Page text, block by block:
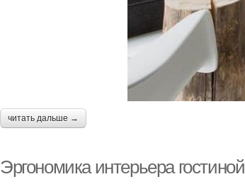
читать дальше →
Эргономика интерьера гостиной